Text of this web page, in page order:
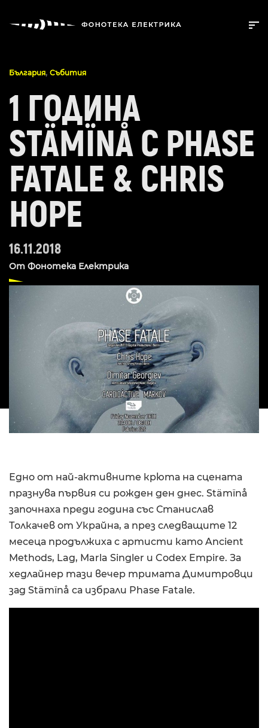
България, Събития
1 ГОДИНА
STÄMÏNÅ С PHASE
FATALE & CHRIS
HOPE
16.11.2018
От Фонотека Електрика
Едно от най-активните крюта на сцената
празнува първия си рожден ден днес. Stämïnå
започнаха преди година със Станислав
Толкачев от Украйна, а през следващите 12
месеца продължиха с артисти като Ancient
Methods, Lag, Marla Singler и Codex Empire. За
хедлайнер тази вечер тримата Димитровци
зад Stämïnå са избрали Phase Fatale.